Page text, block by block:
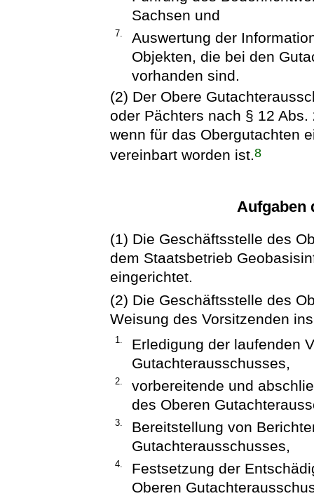
Sachsen und
7.
Auswertung der
Objekten, die bei den
vorhanden sind.
(2) Der Obere
oder Pächters nach § 12
wenn für das Obergutachten
vereinbart worden ist.8
Aufgaben
(1) Die Geschäftsstelle des
dem Staatsbetrieb
eingerichtet.
(2) Die Geschäftsstelle des
Weisung des Vorsitzenden
1.
Erledigung der laufenden
Gutachterausschusses,
2.
vorbereitende und
des Oberen
3.
Bereitstellung von
Gutachterausschusses,
4.
Festsetzung der
Oberen